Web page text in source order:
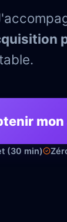
(30 min)